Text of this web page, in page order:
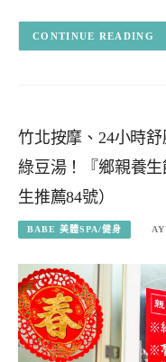
CONTINUE READING
竹北按摩、24小時
綠豆湯！『鄉親養
生推薦84號）
BABE 美體SPA/健身